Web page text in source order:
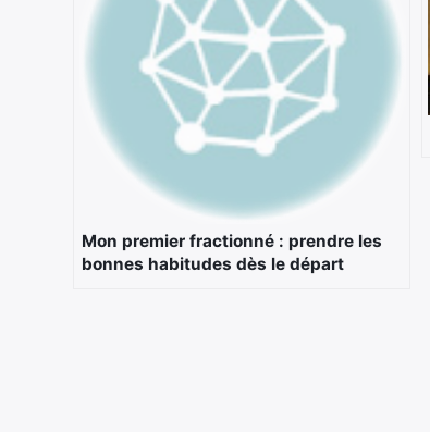
Mon premier fractionné : prendre les
bonnes habitudes dès le départ